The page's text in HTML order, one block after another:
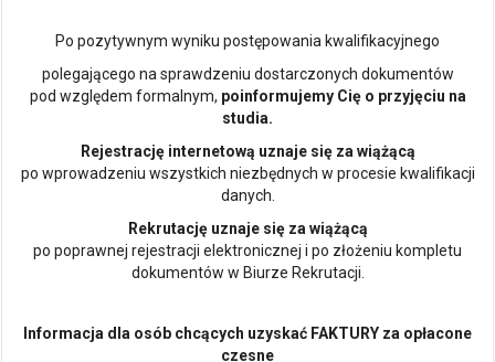
Po pozytywnym wyniku postępowania kwalifikacyjnego
polegającego na sprawdzeniu dostarczonych dokumentów
pod względem formalnym, poinformujemy Cię o przyjęciu na
studia.
Rejestrację internetową uznaje się za wiążącą
po wprowadzeniu wszystkich niezbędnych w procesie kwalifikacji
danych.
Rekrutację uznaje się za wiążącą
po poprawnej rejestracji elektronicznej i po złożeniu kompletu
dokumentów w Biurze Rekrutacji.
Informacja dla osób chcących uzyskać FAKTURY za opłacone
czesne